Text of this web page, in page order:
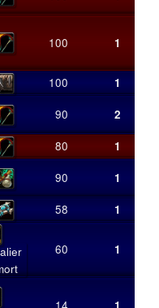
100 1
100 1
90 2
80 1
90 1
58 1
60 1